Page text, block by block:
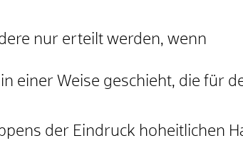
nur erteilt werden, wenn
einer Weise geschieht, die für
der Eindruck hoheitlichen